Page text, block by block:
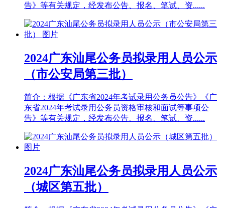
告》等有关规定，经发布公告、报名、笔试、资......
2024广东汕尾公务员拟录用人员公示
（市公安局第三批）
简介：根据《广东省2024年考试录用公务员公告》《广
东省2024年考试录用公务员资格审核和面试等事项公
告》等有关规定，经发布公告、报名、笔试、资......
2024广东汕尾公务员拟录用人员公示
（城区第五批）